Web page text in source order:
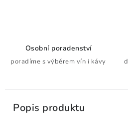
Osobní poradenství
poradíme s výběrem vín i kávy
Popis produktu